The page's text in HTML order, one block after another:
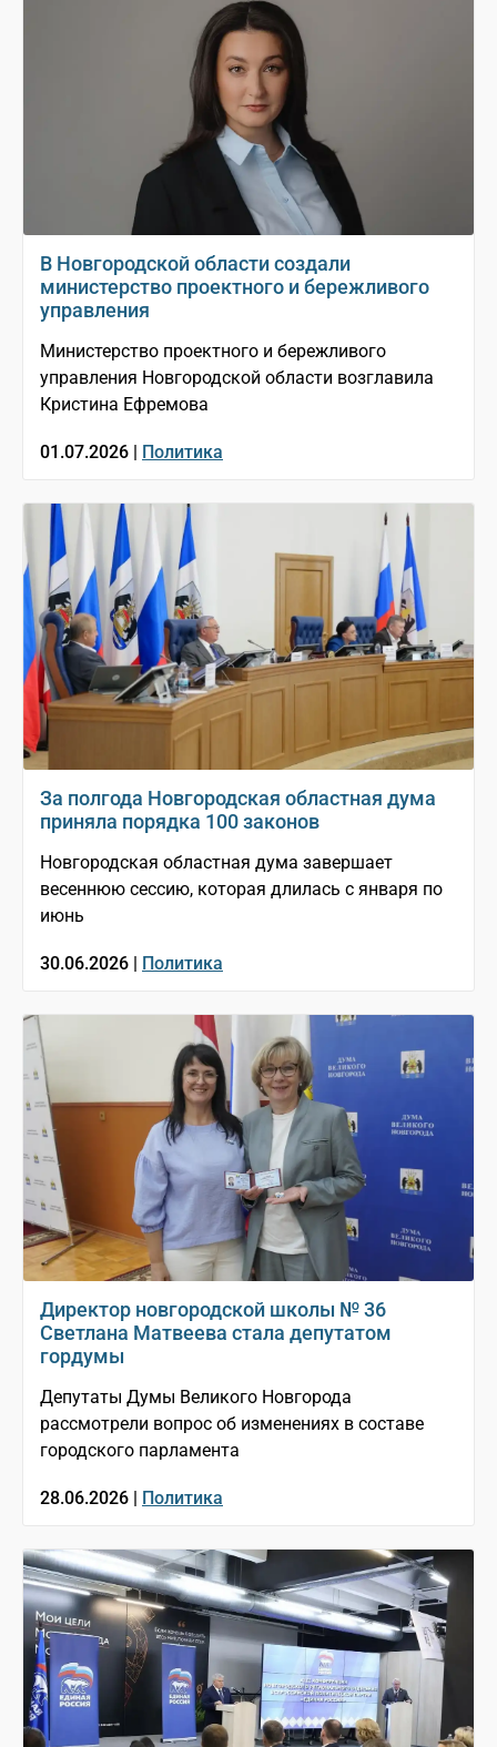
В Новгородской области создали
министерство проектного и бережливого
управления
Министерство проектного и бережливого
управления Новгородской области возглавила
Кристина Ефремова
01.07.2026 | Политика
За полгода Новгородская областная дума
приняла порядка 100 законов
Новгородская областная дума завершает
весеннюю сессию, которая длилась с января по
июнь
30.06.2026 | Политика
Директор новгородской школы № 36
Светлана Матвеева стала депутатом
гордумы
Депутаты Думы Великого Новгорода
рассмотрели вопрос об изменениях в составе
городского парламента
28.06.2026 | Политика